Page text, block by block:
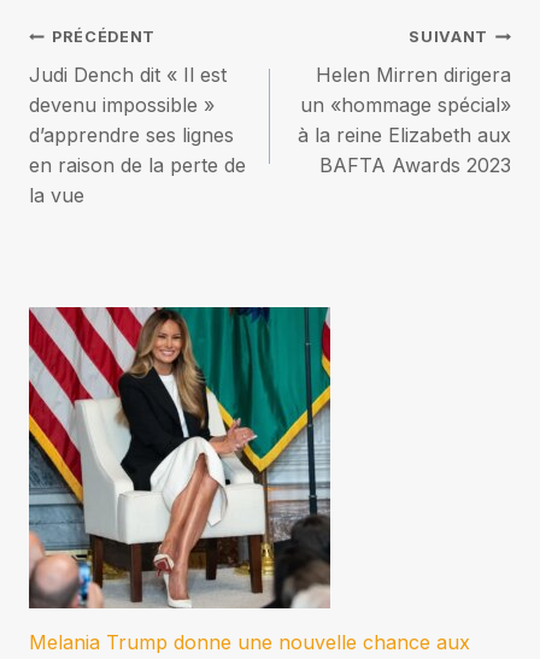
Navigation
de
l’article
PRÉCÉDENT
Judi Dench dit « Il est
devenu impossible »
d’apprendre ses lignes
en raison de la perte de
la vue
SUIVANT
Helen Mirren dirigera
un «hommage spécial»
à la reine Elizabeth aux
BAFTA Awards 2023
Melania Trump donne une nouvelle chance aux